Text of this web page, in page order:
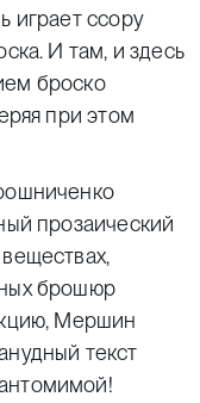
играет ссору
И там, и здесь
броско
при этом
прозаический
брошюр
Мершин
текст